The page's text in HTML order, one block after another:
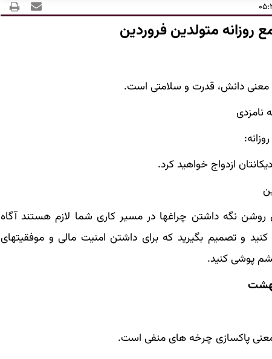
روزانه متولدین فروردین
معنی دانش، قدرت و سلامتی است.
ازدواج خواهید کرد.
نگه داشتن چراغها در مسیر کاری شما لازم هستند آگاه
و تصمیم بگیرید که برای داشتن امنیت مالی و موفقیتهای
پوشی کنید.
پاکسازی چرخه های منفی است.